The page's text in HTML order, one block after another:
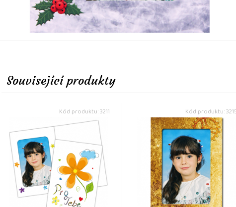
Související produkty
Kód produktu: 3211 Kód produktu: